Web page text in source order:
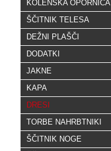
KOLENSKA OPORNICA
ŠČITNIK TELESA
DEŽNI PLAŠČI
DODATKI
JAKNE
KAPA
DRESI
TORBE NAHRBTNIKI
ŠČITNIK NOGE